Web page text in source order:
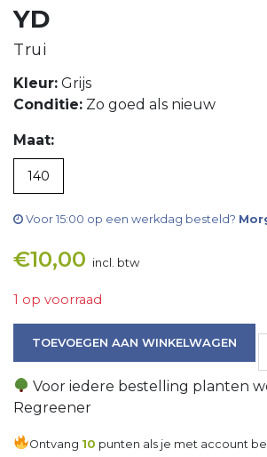
YD
Trui
Kleur: Grijs
Conditie: Zo goed als nieuw
Maat:
140
Voor 15:00 op een werkdag besteld?
€10,00 incl. btw
1 op voorraad
TOEVOEGEN AAN WINKELWAGEN
Voor iedere bestelling planten
Regreener
Ontvang 10 punten als je met account